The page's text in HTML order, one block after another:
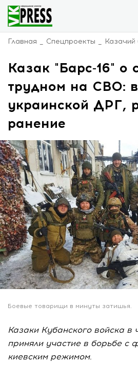
Главная Спецпроекты Казачий
Казак "Барс-16" о
трудном на СВО:
украинской ДРГ,
ранение
Боевые товарищи в минуты затишья.
Казаки Кубанского войска в
приняли участие в борьбе с
киевским режимом.